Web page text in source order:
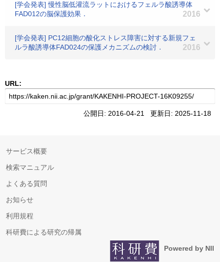
[学会発表] 慢性脳低灌流ラットにおけるフェルラ酸誘導体
FAD012の脳保護効果．
2016
[学会発表] PC12細胞の酸化ストレス障害に対する新規フェ
ルラ酸誘導体FAD024の保護メカニズムの検討．
2016
URL:
公開日: 2016-04-21 更新日: 2025-11-18
サービス概要
検索マニュアル
よくある質問
お知らせ
利用規程
科研費による研究の帰属
Powered by NII